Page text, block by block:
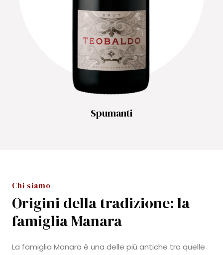
Spumanti
Chi siamo
Origini della tradizione: la
famiglia Manara
La famiglia Manara è una delle più antiche tra quelle